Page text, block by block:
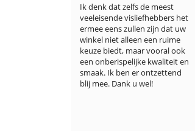
Ik denk dat zelfs de meest
veeleisende visliefhebbers het
ermee eens zullen zijn dat uw
winkel niet alleen een ruime
keuze biedt, maar vooral ook
een onberispelijke kwaliteit en
smaak. Ik ben er ontzettend
blij mee. Dank u wel!